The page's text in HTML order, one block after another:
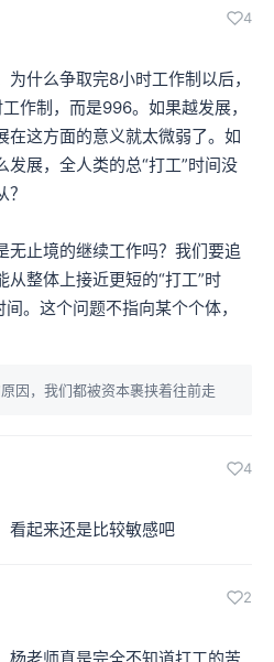
4
什么争取完8小时工作制以后，
作制，而是996。如果越发展，
在这方面的意义就太微弱了。如
发展，全人类的总“打工”时间没
无止境的继续工作吗？我们要追
从整体上接近更短的“打工”时
。这个问题不指向某个个体，
因，我们都被资本裹挟着往前走
4
看起来还是比较敏感吧
2